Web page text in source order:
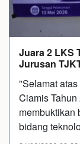
Juara 2 LKS
Jurusan
"Selamat
Ciamis
membuktikan
bidang